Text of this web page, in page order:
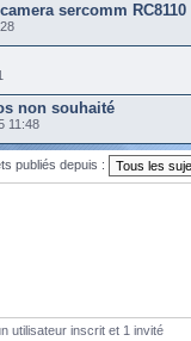
sercomm RC8110
non souhaité
11:48
publiés depuis :
utilisateur inscrit et 1 invité